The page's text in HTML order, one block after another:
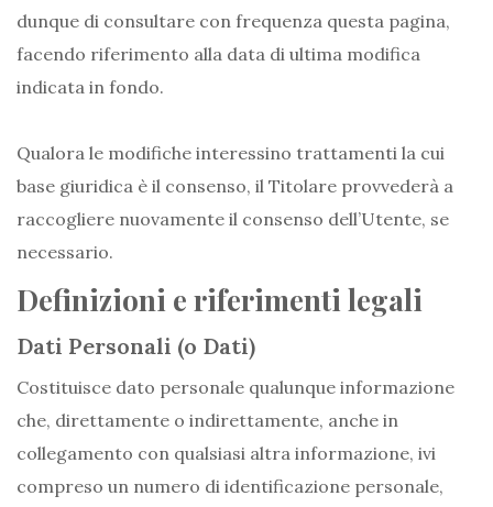
dunque di consultare con frequenza questa pagina,
facendo riferimento alla data di ultima modifica
indicata in fondo.
Qualora le modifiche interessino trattamenti la cui
base giuridica è il consenso, il Titolare provvederà a
raccogliere nuovamente il consenso dell’Utente, se
necessario.
Definizioni e riferimenti legali
Dati Personali (o Dati)
Costituisce dato personale qualunque informazione
che, direttamente o indirettamente, anche in
collegamento con qualsiasi altra informazione, ivi
compreso un numero di identificazione personale,